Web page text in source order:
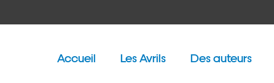
Accueil Les Avrils Des auteurs